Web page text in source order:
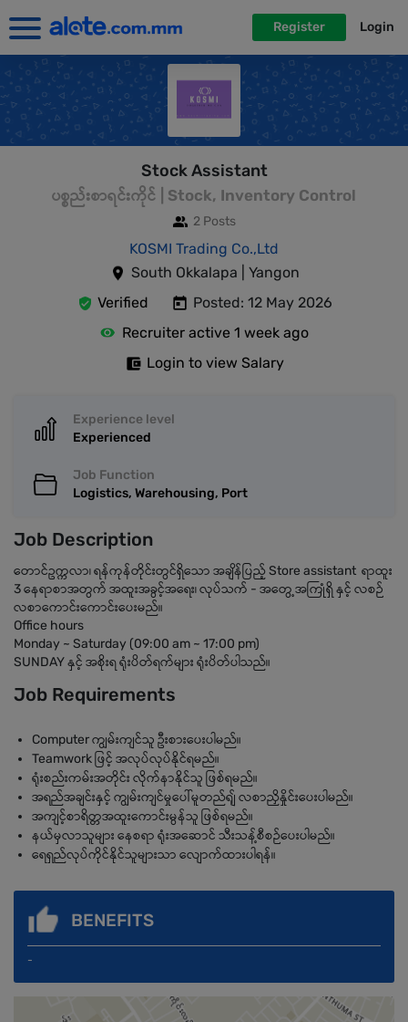
Register Login
Stock Assistant
ပစ္စည်းစာရင်းကိုင် | Stock, Inventory Control
2 Posts
KOSMI Trading Co.,Ltd
South Okkalapa | Yangon
Verified
Posted: 12 May 2026
Recruiter active 1 week ago
Login to view Salary
Experience level
Experienced
Job Function
Logistics, Warehousing, Port
Job Description
တောင်ဥက္ကလာ၊ ရန်ကုန်တိုင်းတွင်ရှိသော အချိန်ပြည့် Store assistant ရာထူး
3 နေရာစာအတွက် အထူးအခွင့်အရေး၊ လုပ်သက် - အတွေ့အကြုံရှိ နှင့် လစဉ်
လစာကောင်းကောင်းပေးမည်။
Office hours
Monday ~ Saturday (09:00 am ~ 17:00 pm)
SUNDAY နှင့် အစိုးရ ရုံးပိတ်ရက်များ ရုံးပိတ်ပါသည်။
Job Requirements
Computer ကျွမ်းကျင်သူ ဦးစားပေးပါမည်။
Teamwork ဖြင့် အလုပ်လုပ်နိုင်ရမည်။
ရုံးစည်းကမ်းအတိုင်း လိုက်နာနိုင်သူ ဖြစ်ရမည်။
အရည်အချင်းနှင့် ကျွမ်းကျင်မှုပေါ်မူတည်ရျ် လစာညှိနှိုင်းပေးပါမည်။
အကျင့်စာရိတ္တအထူးကောင်းမွန်သူ ဖြစ်ရမည်။
နယ်မှလာသူများ နေစရာ ရုံးအဆောင် သီးသန့်စီစဉ်ပေးပါမည်။
ရေရှည်လုပ်ကိုင်နိုင်သူများသာ လျောက်ထားပါရန်။
BENEFITS
-